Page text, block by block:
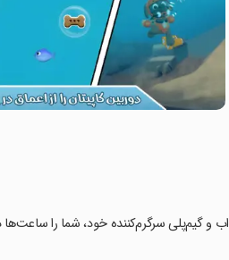
و گیم‌پلی سرگرم‌کننده خود، شما را ساعت‌ها